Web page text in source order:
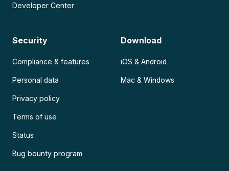
Developer Center
Security
Compliance & features
Personal data
Privacy policy
Terms of use
Status
Bug bounty program
Download
iOS & Android
Mac & Windows